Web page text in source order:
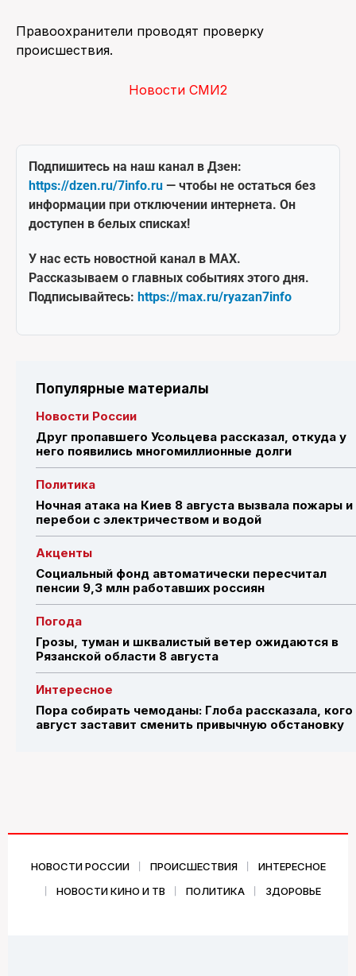
Правоохранители проводят проверку
происшествия.
Новости СМИ2
Подпишитесь на наш канал в Дзен:
https://dzen.ru/7info.ru — чтобы не остаться без
информации при отключении интернета. Он
доступен в белых списках!
У нас есть новостной канал в MAX.
Рассказываем о главных событиях этого дня.
Подписывайтесь: https://max.ru/ryazan7info
Популярные материалы
Новости России
Друг пропавшего Усольцева рассказал, откуда у
него появились многомиллионные долги
Политика
Ночная атака на Киев 8 августа вызвала пожары и
перебои с электричеством и водой
Акценты
Социальный фонд автоматически пересчитал
пенсии 9,3 млн работавших россиян
Погода
Грозы, туман и шквалистый ветер ожидаются в
Рязанской области 8 августа
Интересное
Пора собирать чемоданы: Глоба рассказала, кого
август заставит сменить привычную обстановку
НОВОСТИ РОССИИ ПРОИСШЕСТВИЯ
ИНТЕРЕСНОЕ
НОВОСТИ КИНО И ТВ
ПОЛИТИКА ЗДОРОВЬЕ